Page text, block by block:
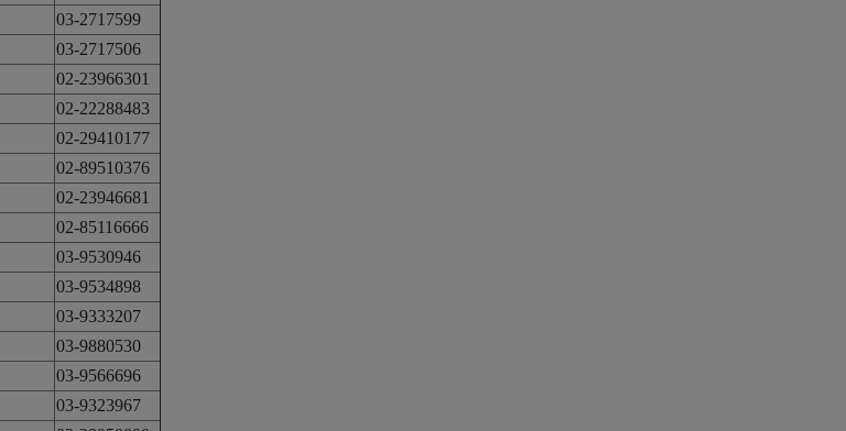
03-2717599
03-2717506
02-23966301
02-22288483
02-29410177
02-89510376
02-23946681
02-85116666
03-9530946
03-9534898
03-9333207
03-9880530
03-9566696
03-9323967